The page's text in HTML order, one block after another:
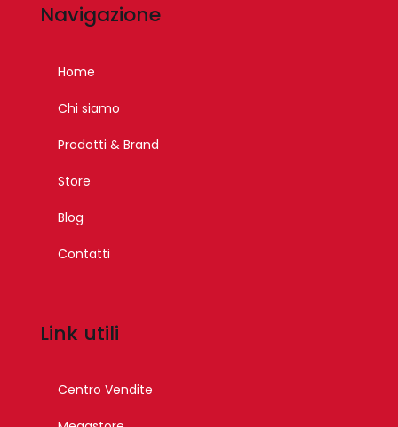
Navigazione
Home
Chi siamo
Prodotti & Brand
Store
Blog
Contatti
Link utili
Centro Vendite